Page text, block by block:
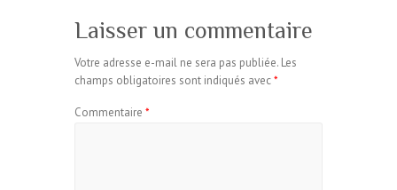
Laisser un commentaire
Votre adresse e-mail ne sera pas publiée. Les
champs obligatoires sont indiqués avec*
Commentaire *